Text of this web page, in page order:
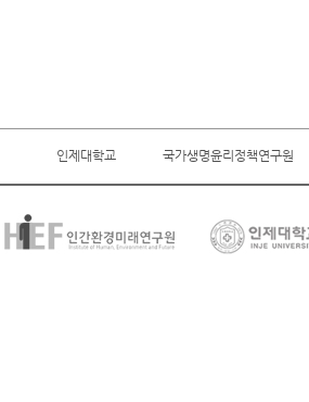
인제대학교 국가생명윤리정책연구원